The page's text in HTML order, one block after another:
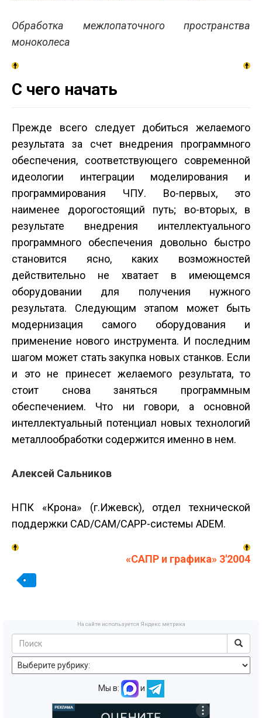
Обработка межлопаточного пространства
моноколеса
С чего начать
Прежде всего следует добиться желаемого
результата за счет внедрения программного
обеспечения, соответствующего современной
идеологии интеграции моделирования и
программирования ЧПУ. Во-первых, это
наименее дорогостоящий путь; во-вторых, в
результате внедрения интеллектуального
программного обеспечения довольно быстро
становится ясно, каких возможностей
действительно не хватает в имеющемся
оборудовании для получения нужного
результата. Следующим этапом может быть
модернизация самого оборудования и
применение нового инструмента. И последним
шагом может стать закупка новых станков. Если
и это не принесет желаемого результата, то
стоит снова заняться программным
обеспечением. Что ни говори, а основной
интеллектуальный потенциал новых технологий
металлообработки содержится именно в нем.
Алексей Сальников
НПК «Крона» (г.Ижевск), отдел технической
поддержки CAD/CAM/CAPP-системы ADEM.
«САПР и графика» 3'2004
На сайте используется Яндекс метрика
Мы в: и